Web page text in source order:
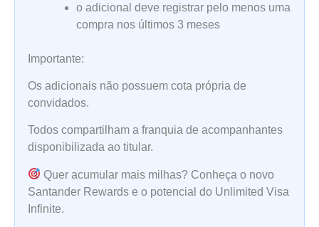
o adicional deve registrar pelo menos uma
compra nos últimos 3 meses
Importante:
Os adicionais não possuem cota própria de
convidados.
Todos compartilham a franquia de acompanhantes
disponibilizada ao titular.
Quer acumular mais milhas? Conheça o novo
Santander Rewards e o potencial do Unlimited Visa
Infinite.